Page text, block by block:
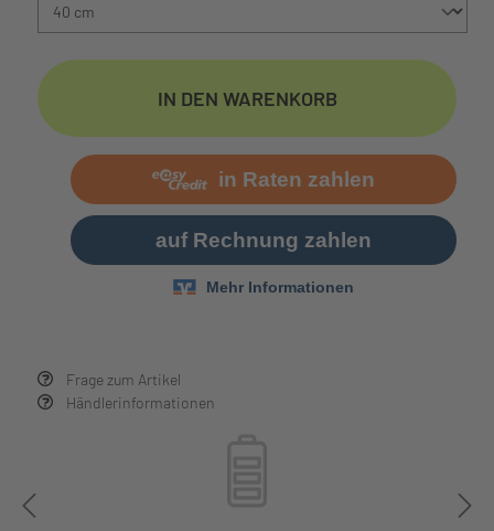
Frage zum Artikel
Händlerinformationen
IN DEN WARENKORB